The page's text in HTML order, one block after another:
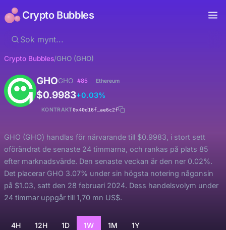
Crypto Bubbles
Crypto Bubbles/GHO (GHO)
GHOGHO #85 Ethereum
$0.9983+0.03%
KONTRAKT0x40d16f…ae6c2f
GHO (GHO) handlas för närvarande till $0.9983, i stort sett
oförändrat de senaste 24 timmarna, och rankas på plats 85
efter marknadsvärde. Den senaste veckan är den ner 0.02%.
Det placerar GHO 3.07% under sin högsta notering någonsin
på $1.03, satt den 28 februari 2024. Dess handelsvolym under
24 timmar uppgår till 1,70 mn US$.
4H 12H 1D 1W 1M 1Y